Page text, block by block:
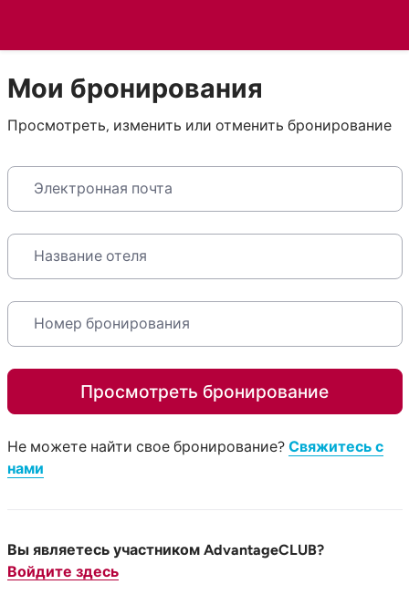
Мои бронирования
Просмотреть, изменить или отменить бронирование
Просмотреть бронирование
Не можете найти свое бронирование? Свяжитесь с
нами
Вы являетесь участником AdvantageCLUB?
Войдите здесь